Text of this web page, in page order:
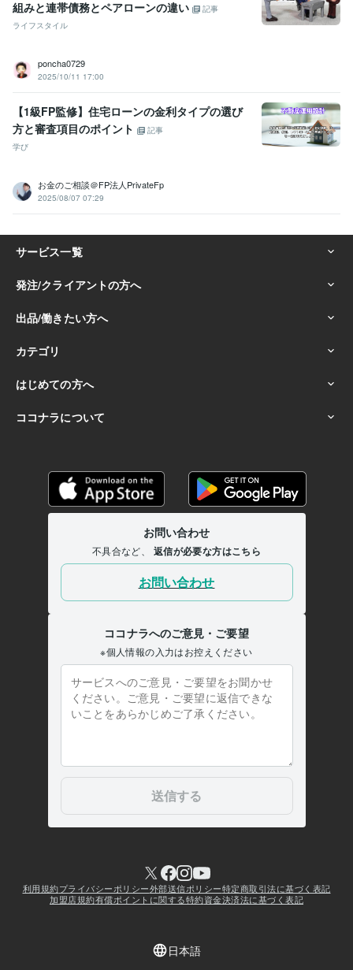
組みと連帯債務とペアローンの違い
記事
ライフスタイル
poncha0729
2025/10/11 17:00
【1級FP監修】住宅ローンの金利タイプの選び
方と審査項目のポイント
記事
学び
お金のご相談＠FP法人PrivateFp
2025/08/07 07:29